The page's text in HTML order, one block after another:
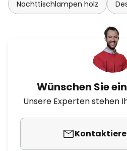
Nachttischlampen holz
Wünschen Sie
Unsere Experten stehen